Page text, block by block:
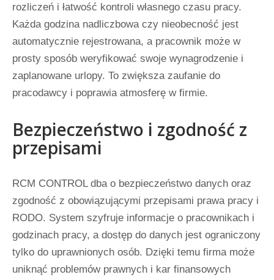
rozliczeń i łatwość kontroli własnego czasu pracy.
Każda godzina nadliczbowa czy nieobecność jest
automatycznie rejestrowana, a pracownik może w
prosty sposób weryfikować swoje wynagrodzenie i
zaplanowane urlopy. To zwiększa zaufanie do
pracodawcy i poprawia atmosferę w firmie.
Bezpieczeństwo i zgodność z
przepisami
RCM CONTROL dba o bezpieczeństwo danych oraz
zgodność z obowiązującymi przepisami prawa pracy i
RODO. System szyfruje informacje o pracownikach i
godzinach pracy, a dostęp do danych jest ograniczony
tylko do uprawnionych osób. Dzięki temu firma może
uniknąć problemów prawnych i kar finansowych